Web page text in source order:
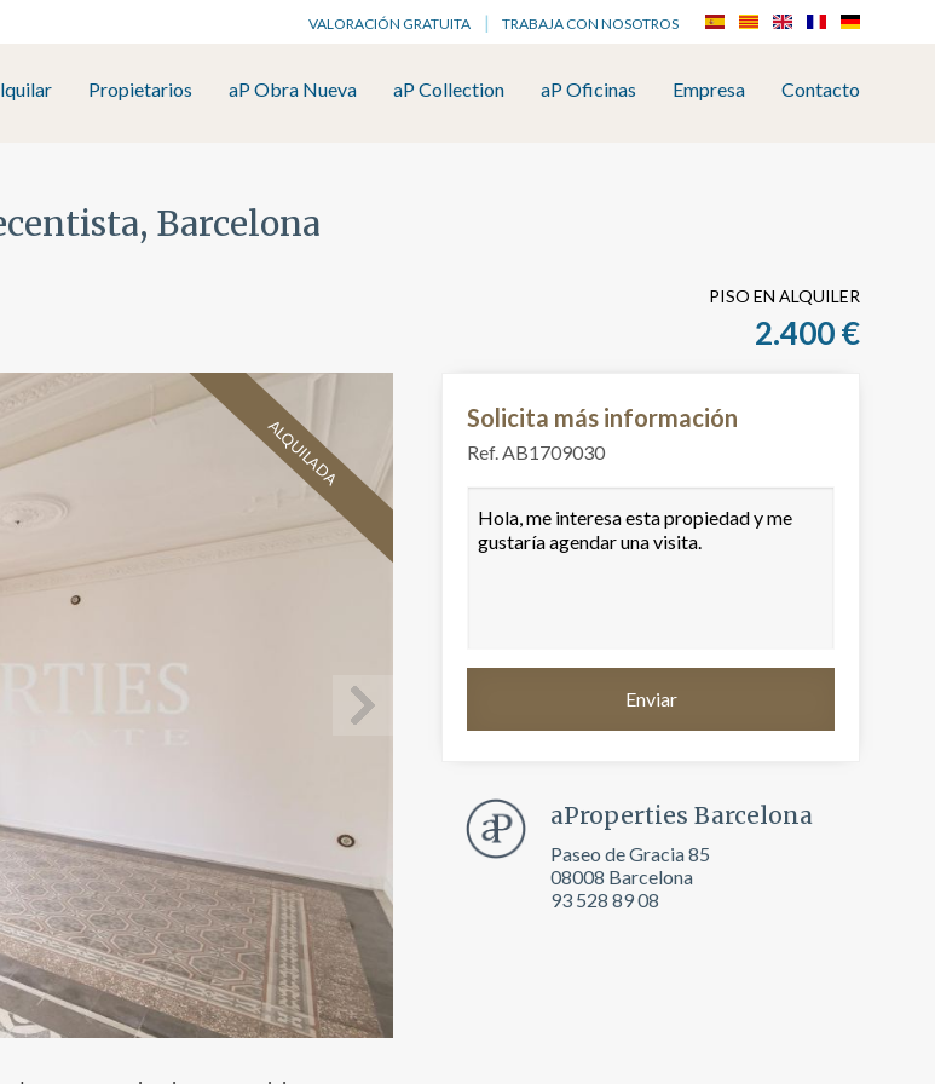
VALORACIÓN GRATUITA TRABAJA CON NOSOTROS
Propietarios aP Obra Nueva aP Collection aP Oficinas Empresa Contacto
Barcelona
PISO EN ALQUILER
2.400 €
ALQUILADA Solicita más información
Ref. AB1709030
aProperties Barcelona
Paseo de Gracia 85
08008 Barcelona
93 528 89 08
Siempre activas
propias para recopilar información con la finalidad de
continua navegando, supone la aceptación de la
usuario tiene la posibilidad de configurar su navegador
que sean instaladas en su disco duro, aunque
dicha acción podrá ocasionar dificultades de navegación